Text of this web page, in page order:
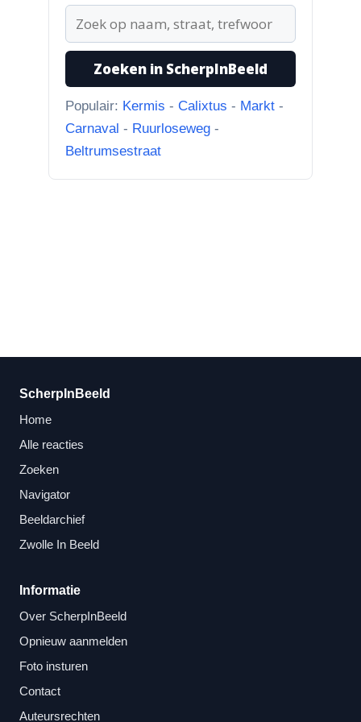
“Martie dank voor je
oplettendheid, we gaan de
Zoeken in ScherpInBeeld
Populair: Kermis - Calixtus - Markt -
Carnaval - Ruurloseweg -
Beltrumsestraat
ScherpInBeeld
Home
Alle reacties
Zoeken
Navigator
Beeldarchief
Zwolle In Beeld
Informatie
Over ScherpInBeeld
Opnieuw aanmelden
Foto insturen
Contact
Auteursrechten